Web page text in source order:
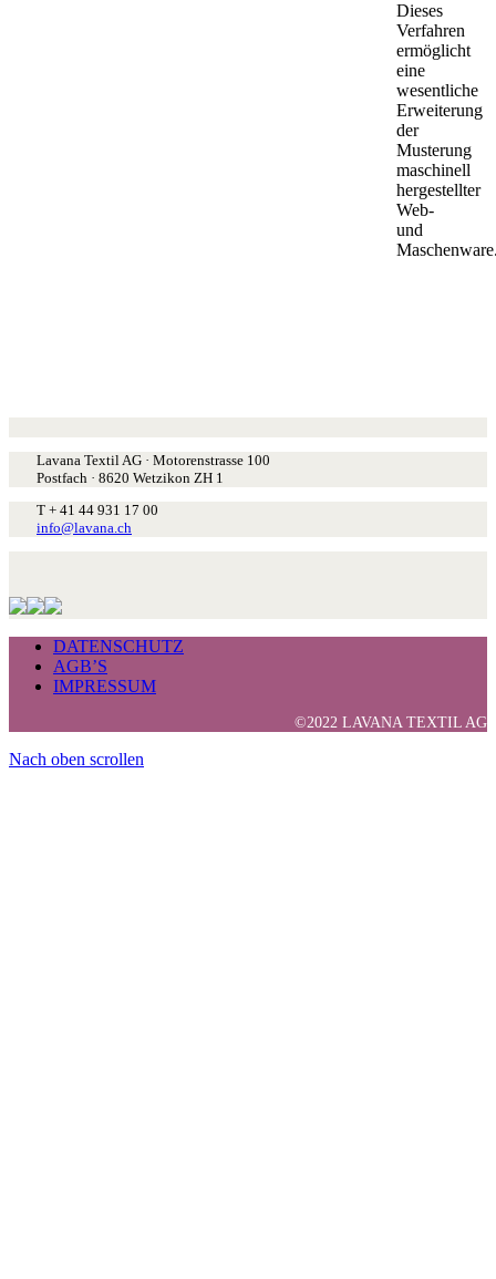
Dieses
Verfahren
ermöglicht
eine
wesentliche
Erweiterung
der
Musterung
maschinell
hergestellter
Web-
und
Lavana Textil AG · Motorenstrasse 100
Postfach · 8620 Wetzikon ZH 1
T + 41 44 931 17 00
info@lavana.ch
DATENSCHUTZ
AGB’S
IMPRESSUM
©2022 LAVANA TEXTIL AG
Nach oben scrollen